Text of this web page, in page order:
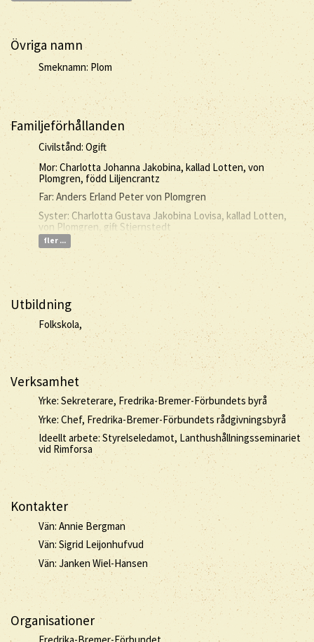
Övriga namn
Smeknamn: Plom
Familjeförhållanden
Civilstånd: Ogift
Mor: Charlotta Johanna Jakobina, kallad Lotten, von
Plomgren, född Liljencrantz
Far: Anders Erland Peter von Plomgren
Syster: Charlotta Gustava Jakobina Lovisa, kallad Lotten,
von Plomgren, gift Stjernstedt
fler ...
Utbildning
Folkskola,
Verksamhet
Yrke: Sekreterare, Fredrika-Bremer-Förbundets byrå
Yrke: Chef, Fredrika-Bremer-Förbundets rådgivningsbyrå
Ideellt arbete: Styrelseledamot, Lanthushållningsseminariet
vid Rimforsa
Kontakter
Vän: Annie Bergman
Vän: Sigrid Leijonhufvud
Vän: Janken Wiel-Hansen
Organisationer